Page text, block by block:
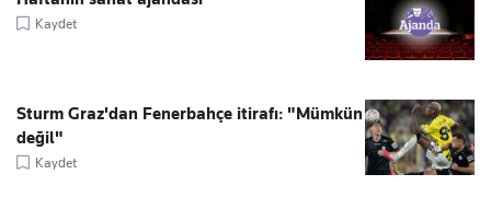
Kaydet
Sturm Graz'dan Fenerbahçe itirafı: "Mümkün
değil"
Kaydet